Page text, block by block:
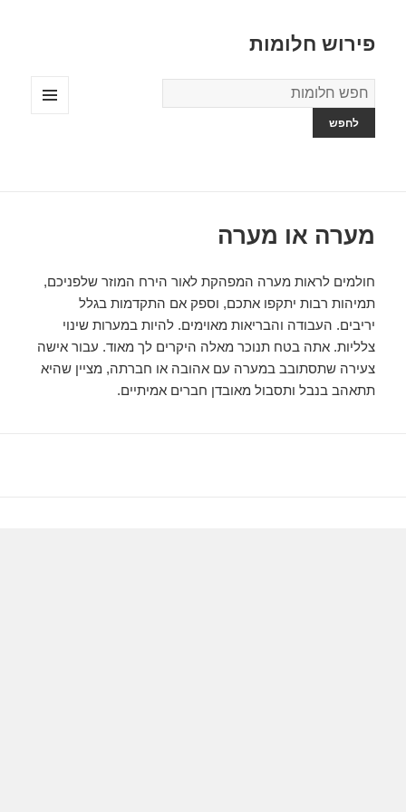
פירוש חלומות
מילון
החלומות
מערה או מערה
חולמים לראות מערה המפהקת לאור הירח המוזר שלפניכם,
תמיהות רבות יתקפו אתכם, וספק אם התקדמות בגלל
יריבים. העבודה והבריאות מאוימים. להיות במערות שינוי
צלליות. אתה בטח תנוכר מאלה היקרים לך מאוד. עבור אישה
צעירה שתסתובב במערה עם אהובה או חברתה, מציין שהיא
תתאהב בנבל ותסבול מאובדן חברים אמיתיים.